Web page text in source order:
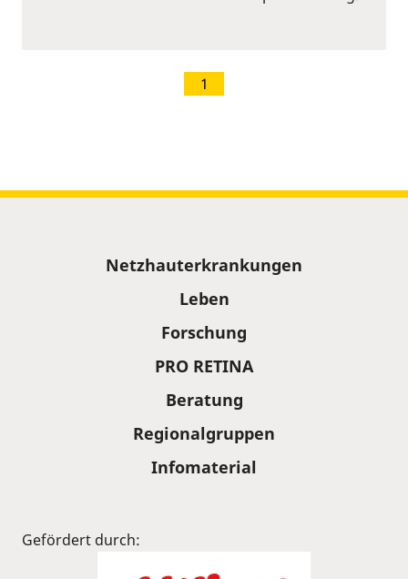
1
Netzhauterkrankungen
Leben
Forschung
PRO RETINA
Beratung
Regionalgruppen
Infomaterial
Gefördert durch: